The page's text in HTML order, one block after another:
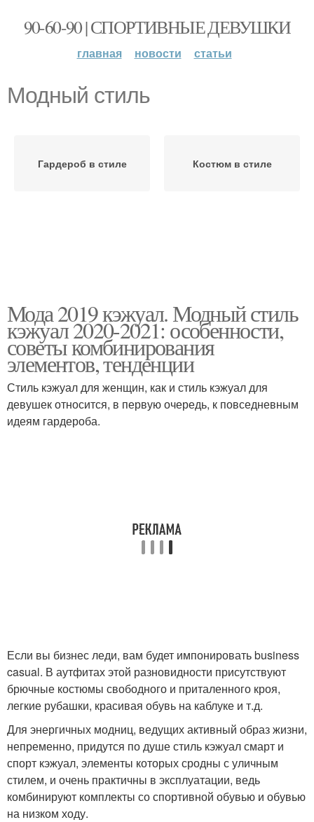
90-60-90 | СПОРТИВНЫЕ ДЕВУШКИ
главная новости статьи
Модный стиль
Гардероб в стиле Костюм в стиле
Мода 2019 кэжуал. Модный стиль
кэжуал 2020-2021: особенности,
советы комбинирования
элементов, тенденции
Стиль кэжуал для женщин, как и стиль кэжуал для
девушек относится, в первую очередь, к повседневным
идеям гардероба.
Если вы бизнес леди, вам будет импонировать business
casual. В аутфитах этой разновидности присутствуют
брючные костюмы свободного и приталенного кроя,
легкие рубашки, красивая обувь на каблуке и т.д.
Для энергичных модниц, ведущих активный образ жизни,
непременно, придутся по душе стиль кэжуал смарт и
спорт кэжуал, элементы которых сродны с уличным
стилем, и очень практичны в эксплуатации, ведь
комбинируют комплекты со спортивной обувью и обувью
на низком ходу.